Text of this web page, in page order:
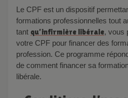
Le CPF est un dispositif permettant de financer les
formations professionnelles tout
tant qu’infirmière libérale, vous
votre CPF pour financer des
profession. Ce programme
de comment financer sa
libérale.